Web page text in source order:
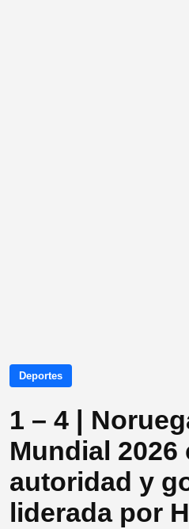
Deportes
1 – 4 |
Mundial 2026
autoridad y
liderada por